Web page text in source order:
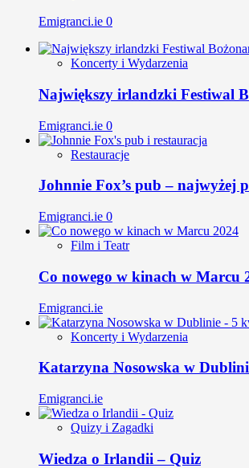
Emigranci.ie 0
Koncerty i Wydarzenia
Największy irlandzki Festiwal
Emigranci.ie 0
Restauracje
Johnnie Fox’s pub – najwyżej
Emigranci.ie 0
Film i Teatr
Co nowego w kinach w Marcu
Emigranci.ie
Koncerty i Wydarzenia
Katarzyna Nosowska w
Emigranci.ie
Quizy i Zagadki
Wiedza o Irlandii – Quiz